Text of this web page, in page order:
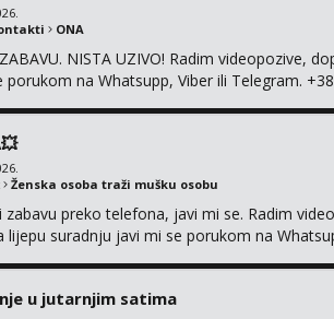
ONA
NISTA UZIVO! Radim videopozive,
porukom na Whatsupp, Viber ili Telegram.
Ženska osoba traži mušku osobu
zabavu preko telefona, javi mi se. Radim
lijepu suradnju javi mi se porukom na
u jutarnjim satima